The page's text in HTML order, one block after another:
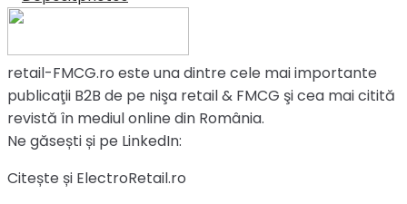
retail-FMCG.ro este una dintre cele mai importante
publicaţii B2B de pe nişa retail & FMCG şi cea mai citită
revistă în mediul online din România.
Ne găsești și pe LinkedIn:
Citește și ElectroRetail.ro